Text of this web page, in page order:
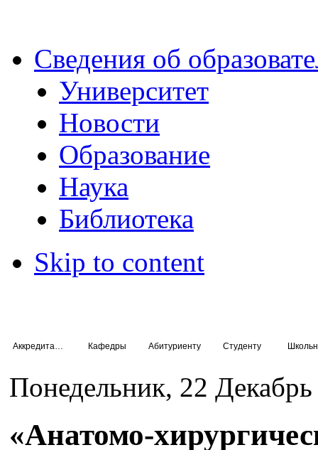
Сведения об
Университет
Новости
Образование
Наука
Библиотека
Skip to content
Кафедры Абитуриенту Студенту
Понедельник, 22
«Анатомо-